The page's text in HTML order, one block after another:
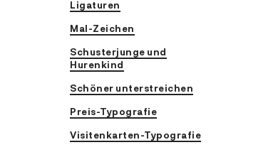
Ligaturen
Mal-Zeichen
Schusterjunge und
Hurenkind
Schöner unterstreichen
Preis-Typografie
Visitenkarten-Typografie